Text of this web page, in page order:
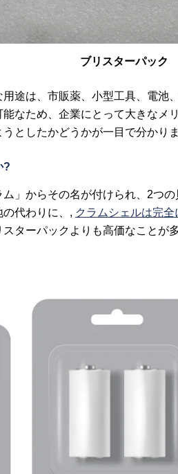
ブリスターパック
途は、市販薬、小型工具、電池
なため、企業にとって大きなメ
としたかどうかが一目で分かり
?
」からその名が付けられ、2つ
代わりに、, クラムシェルは完
ターパックよりも高価なことが